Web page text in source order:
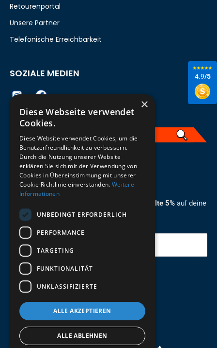
4.9/5
ZUM NEWSLETTER ANMELDEN
Melde dich jetzt zum Newsletter an und erhalte 5% auf deine
erste Bestellung.
Deine Email
Abschicken
Retourenportal
Unsere Partner
Telefonische Erreichbarkeit
SOZIALE MEDIEN
German
×
Diese Webseite verwendet
Cookies.
Diese Website verwendet Cookies, um die
Benutzerfreundlichkeit zu verbessern.
Durch die Nutzung unserer Website
erklären Sie sich mit der Verwendung von
Cookies in Übereinstimmung mit unserer
Cookie-Richtlinie einverstanden. Weitere
Informationen
UNBEDINGT ERFORDERLICH
PERFORMANCE
TARGETING
FUNKTIONALITÄT
UNKLASSIFIZIERTE
ALLE AKZEPTIEREN
ALLE ABLEHNEN